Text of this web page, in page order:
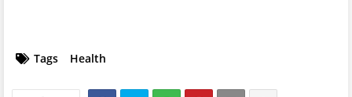
Tags Health